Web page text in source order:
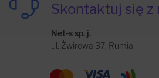
Skontaktuj się z
Net-s sp. j.
ul. Żwirowa 37, Rumia